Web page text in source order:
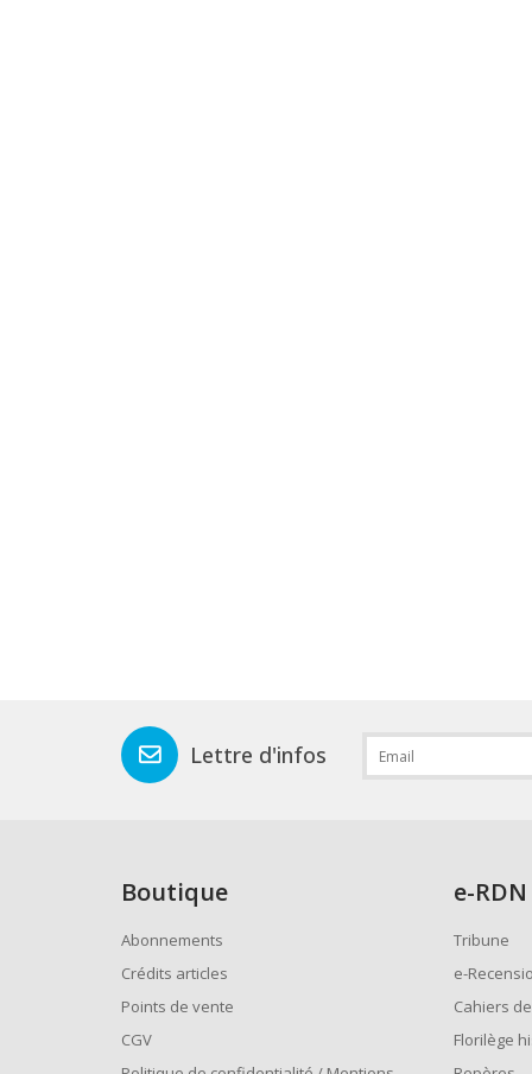
Lettre d'infos
Boutique
Abonnements
Crédits articles
Points de vente
CGV
e-RDN
Tribune
e-
Cahiers
Florilège